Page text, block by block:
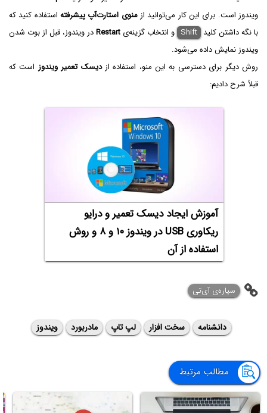
ویندوز است. برای این کار می‌توانید ازمنوی استارت‌آپ پیشرفته استفاده کنید که
با نگه داشتن کلید Shift و انتخاب گزینه‌ی Restartدر ویندوز، قبل از بوت شدن
ویندوز نمایش داده می‌شود.
روش دیگر برای دسترسی به این منو، استفاده ازدیسک تعمیر ویندوز است که
قبلاً شرح دادیم:
آموزش ایجاد دیسک تعمیر و درایو
ریکاوری USB در ویندوز ۱۰ و ۸ و روش
استفاده از آن
سیاره‌ی ‌آی‌تی
دانشنامه سخت افزار لپ تاپ مادربورد ویندوز
مطالب مرتبط